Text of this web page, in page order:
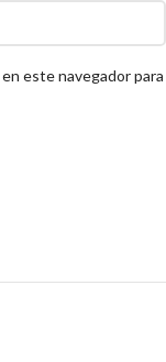
este navegador para